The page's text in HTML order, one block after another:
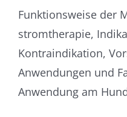
Funktionsweise der
stromtherapie,
Kontraindikation,
Anwendungen und
Anwendung am